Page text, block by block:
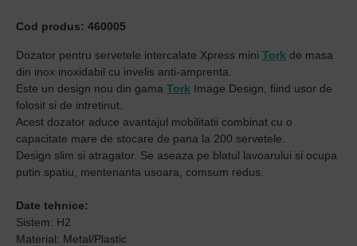
Cod produs: 460005
Dozator pentru servetele intercalate Xpress mini Tork de masa
din inox inoxidabil cu invelis anti-amprenta.
Este un design nou din gama Tork Image Design, fiind usor de
folosit si de intretinut.
Acest dozator aduce avantajul mobilitatii combinat cu o
capacitate mare de stocare de pana la 200 servetele.
Design slim si atragator. Se aseaza pe blatul lavoarului si ocupa
putin spatiu, mentenanta usoara, comsum redus.
Date tehnice:
Sistem: H2
Material: Metal/Plastic